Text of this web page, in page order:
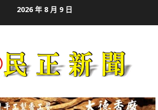
2026 年 8 月 9 日